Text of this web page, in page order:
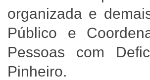
organizada e
Público e
Pessoas com
Pinheiro.